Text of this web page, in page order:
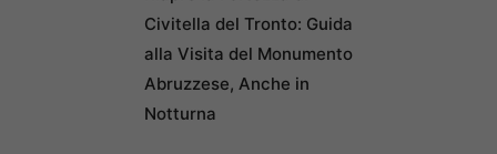
Civitella del Tronto: Guida
alla Visita del Monumento
Abruzzese, Anche in
Notturna